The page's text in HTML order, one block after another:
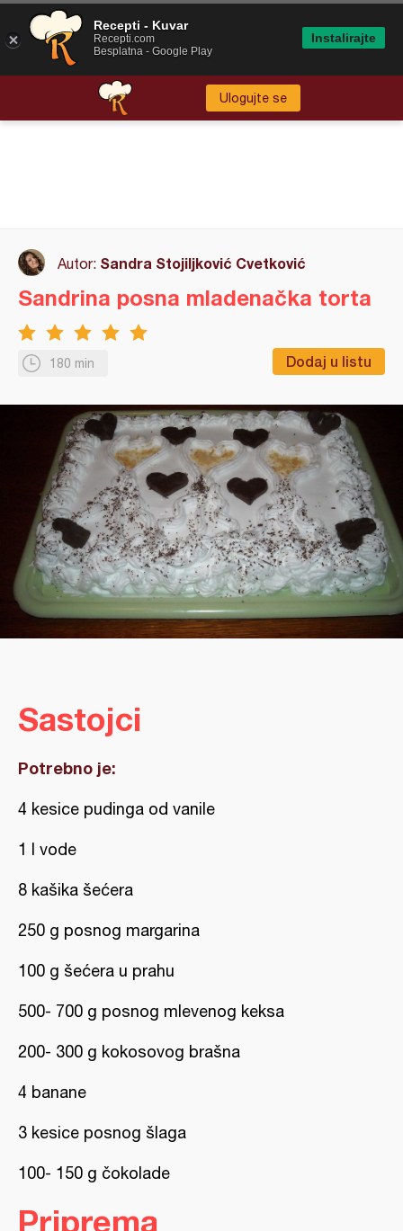
Ulogujte se
Autor: Sandra Stojiljković Cvetković
180 min Dodaj u listu
Sandrina posna mladenačka torta
Sastojci
Potrebno je:
4 kesice pudinga od vanile
1 l vode
8 kašika šećera
250 g posnog margarina
100 g šećera u prahu
500- 700 g posnog mlevenog keksa
200- 300 g kokosovog brašna
4 banane
3 kesice posnog šlaga
100- 150 g čokolade
Priprema
Recepti - Kuvar
Recepti.com
Besplatna - Google Play
Instalirajte